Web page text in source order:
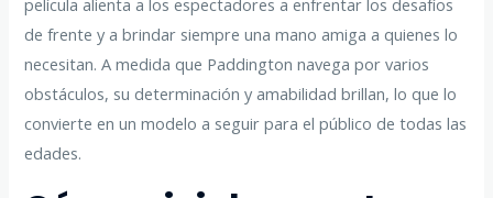
película alienta a los espectadores a enfrentar los desafíos
de frente y a brindar siempre una mano amiga a quienes lo
necesitan. A medida que Paddington navega por varios
obstáculos, su determinación y amabilidad brillan, lo que lo
convierte en un modelo a seguir para el público de todas las
edades.